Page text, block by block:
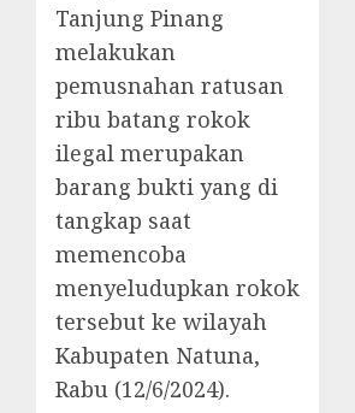
Tanjung Pinang
melakukan
pemusnahan ratusan
ribu batang rokok
ilegal merupakan
barang bukti yang di
tangkap saat
memencoba
menyeludupkan rokok
tersebut ke wilayah
Kabupaten Natuna,
Rabu (12/6/2024).